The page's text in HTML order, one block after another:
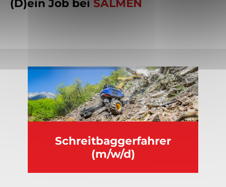
(D)ein Job bei SALMEN
Schreitbaggerfahrer
(m/w/d)